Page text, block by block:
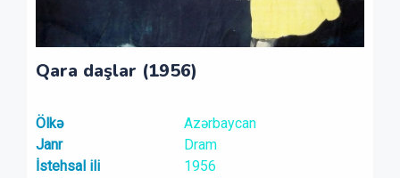
Qara daşlar (1956)
Ölkə
Azərbaycan
Janr
Dram
İstehsal ili
1956